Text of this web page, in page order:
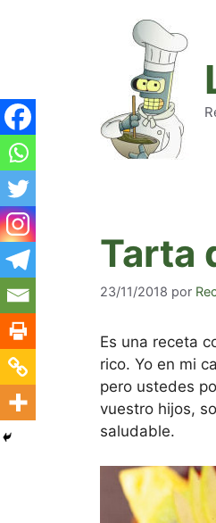
Tarta
23/11/2018 por
Es una receta
rico. Yo en mi
pero ustedes
vuestro hijos,
saludable.